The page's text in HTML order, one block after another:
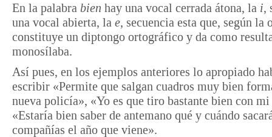
En la palabra bien hay una vocal cerrada átona, la i,
una vocal abierta, la e, secuencia esta que, según la
constituye un diptongo ortográfico y da como
monosílaba.
Así pues, en los ejemplos anteriores lo apropiado
escribir «Permite que salgan cuadros muy bien
nueva policía», «Yo es que tiro bastante bien con
«Estaría bien saber de antemano qué y cuándo
compañías el año que viene».